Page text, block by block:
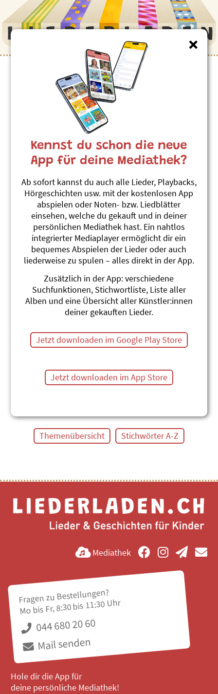
Kinderlieder zum Thema
”Pflanzen”
Es hät zviel Gjätt (Vers)
Andrew Bond
Alli Chliine werded gross - Lila-Heft 7
#Garten
#Pflanzen #Unkraut
Chliine, grüene Spitz
Andrew Bond
Machs wie de Dachs
#Garten #Pflanzen #Wachsen
Mine Garte
Linard Bardill
Was i nid weiss, weiss mini Geiss
#Garten #Pflanzen #Wachsen
Summerlied
Gerda Bächli
Traumschiffli
#Sommer #Pflanzen #Blumen #Wind
Toby Frey
SING SONG 2 (2024)
Mir sind Gartechind
Andrew Bond
Themenübersicht Stichwörter A-Z
Mediathek
Fragen zu Bestellungen?
Mo bis Fr, 8:30 bis 11:30 Uhr
044 680 20 60
Mail senden
Hole dir die App für
deine persönliche Mediathek!
Kennst du schon die neue
App für deine Mediathek?
Ab sofort kannst du auch alle Lieder, Playbacks,
Hörgeschichten usw. mit der kostenlosen App
abspielen oder Noten- bzw. Liedblätter
einsehen, welche du gekauft und in deiner
persönlichen Mediathek hast. Ein nahtlos
integrierter Mediaplayer ermöglicht dir ein
bequemes Abspielen der Lieder oder auch
liederweise zu spulen – alles direkt in der App.
Zusätzlich in der App: verschiedene
Suchfunktionen, Stichwortliste, Liste aller
Alben und eine Übersicht aller Künstler:innen
deiner gekauften Lieder.
Jetzt downloaden im Google Play Store
Jetzt downloaden im App Store